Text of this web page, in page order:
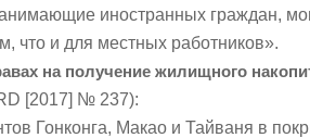
иностранных граждан,
что и для местных работников».
на получение жилищного
[2017] № 237):
Гонконга, Макао и Тайваня в